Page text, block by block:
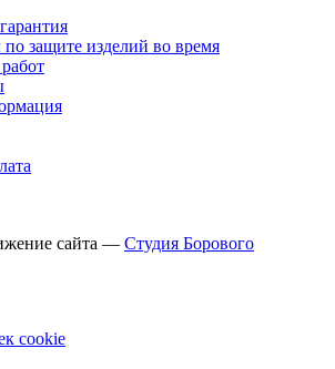
защите изделий во время
сайта — Студия Борового
cookie